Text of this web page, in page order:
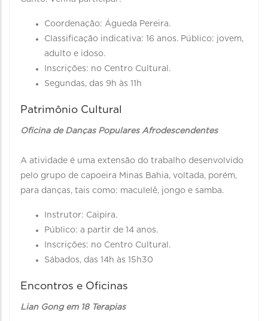
Coordenação: Águeda Pereira.
Classificação indicativa: 16 anos. Público: jovem,
adulto e idoso.
Inscrições: no Centro Cultural.
Segundas, das 9h às 11h
Patrimônio Cultural
Oficina de Danças Populares Afrodescendentes
A atividade é uma extensão do trabalho desenvolvido
pelo grupo de capoeira Minas Bahia, voltada, porém,
para danças, tais como: maculelê, jongo e samba.
Instrutor: Caipira.
Público: a partir de 14 anos.
Inscrições: no Centro Cultural.
Sábados, das 14h às 15h30
Encontros e Oficinas
Lian Gong em 18 Terapias